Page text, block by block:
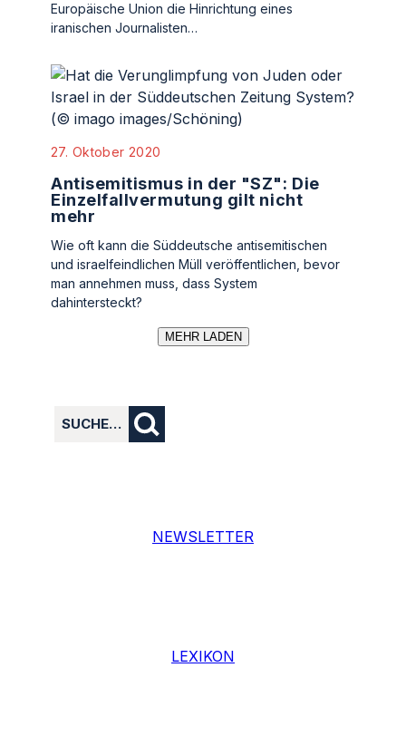
Europäische Union die Hinrichtung eines
iranischen Journalisten…
27. Oktober 2020
Antisemitismus in der "SZ": Die
Einzelfallvermutung gilt nicht
mehr
Wie oft kann die Süddeutsche antisemitischen
und israelfeindlichen Müll veröffentlichen, bevor
man annehmen muss, dass System
dahintersteckt?
MEHR LADEN
SUCHE…
NEWSLETTER
LEXIKON